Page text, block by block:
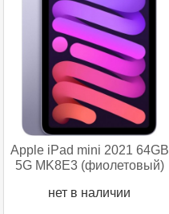
Apple iPad mini 2021 64GB
5G MK8E3 (фиолетовый)
нет в наличии